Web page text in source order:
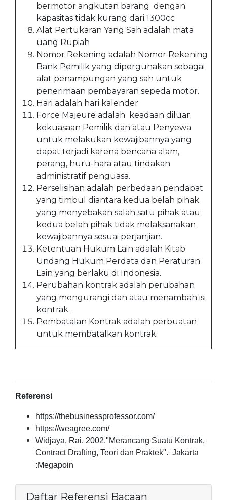
bermotor angkutan barang dengan
kapasitas tidak kurang dari 1300cc
Alat Pertukaran Yang Sah adalah mata
uang Rupiah
Nomor Rekening adalah Nomor Rekening
Bank Pemilik yang dipergunakan sebagai
alat penampungan yang sah untuk
penerimaan pembayaran sepeda motor.
Hari adalah hari kalender
Force Majeure adalah keadaan diluar
kekuasaan Pemilik dan atau Penyewa
untuk melakukan kewajibannya yang
dapat terjadi karena bencana alam,
perang, huru-hara atau tindakan
administratif penguasa.
Perselisihan adalah perbedaan pendapat
yang timbul diantara kedua belah pihak
yang menyebakan salah satu pihak atau
kedua belah pihak tidak melaksanakan
kewajibannya sesuai perjanjian.
Ketentuan Hukum Lain adalah Kitab
Undang Hukum Perdata dan Peraturan
Lain yang berlaku di Indonesia.
Perubahan kontrak adalah perubahan
yang mengurangi dan atau menambah isi
kontrak.
Pembatalan Kontrak adalah perbuatan
untuk membatalkan kontrak.
Referensi
https://thebusinessprofessor.com/
https://weagree.com/
Widjaya, Rai. 2002."Merancang Suatu Kontrak,
Contract Drafting, Teori dan Praktek". Jakarta
:Megapoin
Daftar Referensi Bacaan